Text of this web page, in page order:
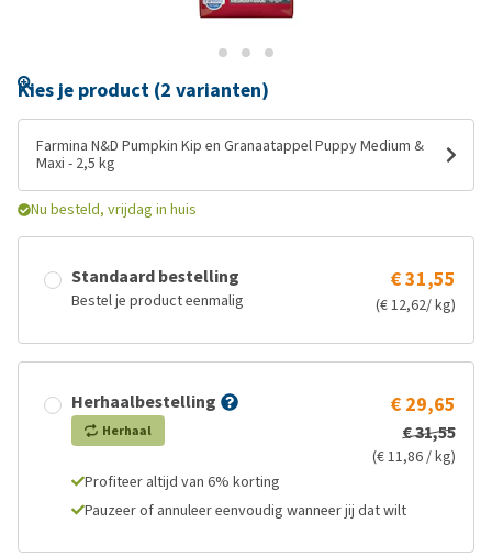
Kies je product (2 varianten)
Farmina N&D Pumpkin Kip en Granaatappel Puppy Medium &
Maxi - 2,5 kg
Nu besteld, vrijdag in huis
Standaard bestelling
Bestel je product eenmalig
€ 31,55
(€ 12,62/ kg)
Herhaalbestelling
Herhaal
€ 29,65
€ 31,55
(€ 11,86 / kg)
Profiteer altijd van 6% korting
Pauzeer of annuleer eenvoudig wanneer jij dat wilt